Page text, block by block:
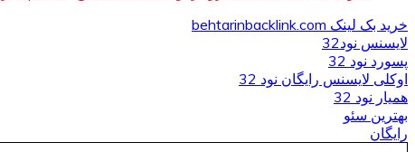
خرید بک لینک behtarinbacklink.com
لایسنس نود32
پسورد نود 32
اوکلی لایسنس رایگان نود 32
همیار نود 32
بهترین سئو
رایگان